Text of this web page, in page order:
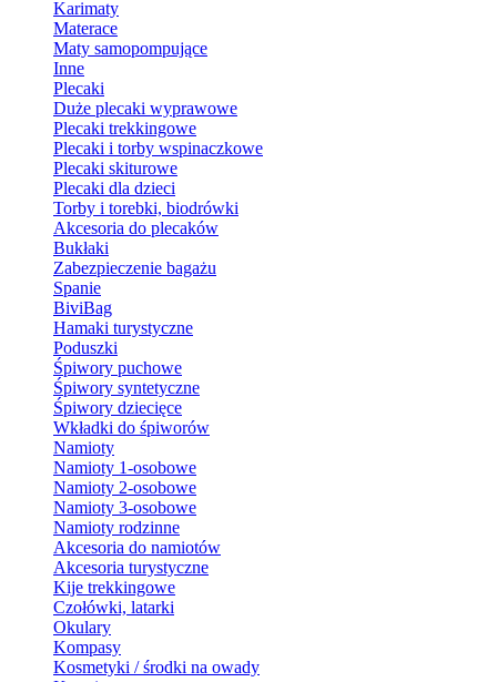
Karimaty
Materace
Maty samopompujące
Inne
Plecaki
Duże plecaki wyprawowe
Plecaki trekkingowe
Plecaki i torby wspinaczkowe
Plecaki skiturowe
Plecaki dla dzieci
Torby i torebki, biodrówki
Akcesoria do plecaków
Bukłaki
Zabezpieczenie bagażu
Spanie
BiviBag
Hamaki turystyczne
Poduszki
Śpiwory puchowe
Śpiwory syntetyczne
Śpiwory dziecięce
Wkładki do śpiworów
Namioty
Namioty 1-osobowe
Namioty 2-osobowe
Namioty 3-osobowe
Namioty rodzinne
Akcesoria do namiotów
Akcesoria turystyczne
Kije trekkingowe
Czołówki, latarki
Okulary
Kompasy
Kosmetyki / środki na owady